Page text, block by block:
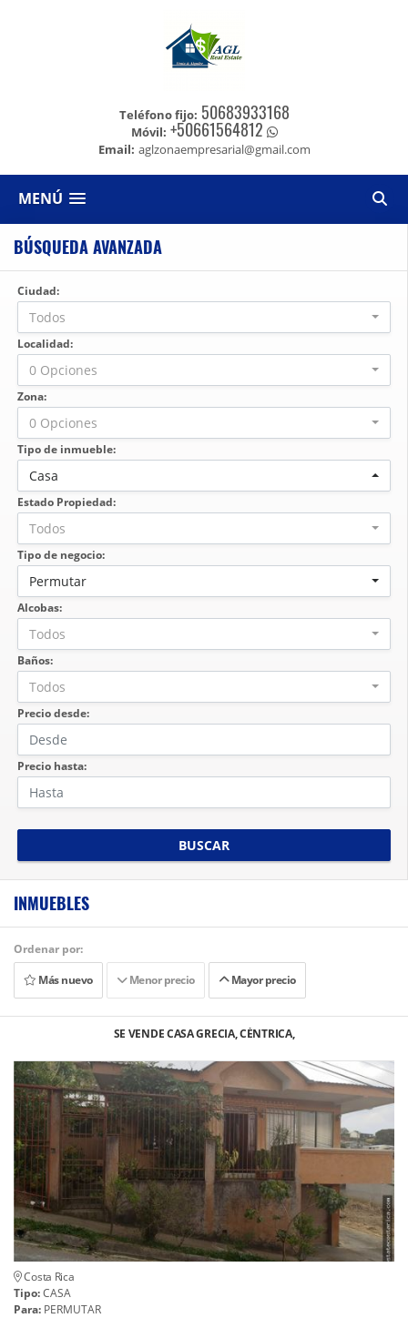
Teléfono fijo: 50683933168
Móvil: +50661564812
Email: aglzonaempresarial@gmail.com
MENÚ
BÚSQUEDA AVANZADA
Ciudad:
Todos
Localidad:
0 Opciones
Zona:
0 Opciones
Tipo de inmueble:
Casa
Estado Propiedad:
Todos
Tipo de negocio:
Permutar
Alcobas:
Todos
Baños:
Todos
Precio desde:
Precio hasta:
BUSCAR
INMUEBLES
Ordenar por:
Más nuevo
Menor precio Mayor precio
SE VENDE CASA GRECIA, CÉNTRICA,
Costa Rica
Tipo:CASA
Para: PERMUTAR